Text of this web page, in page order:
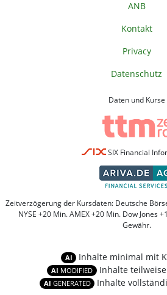
ANB
Kontakt
Privacy
Datenschutz
Daten und Kurse
SIX Financial
Zeitverzögerung der Kursdaten: Deutsche
NYSE +20 Min. AMEX +20 Min. Dow Jones
Gewähr.
AI Inhalte minimal mit
AI MODIFIED Inhalte
AI GENERATED Inhalte